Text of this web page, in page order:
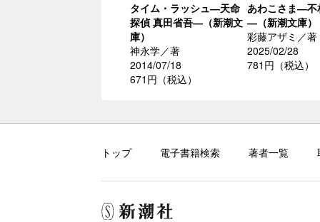
タイム・ラッシュ―天命
探偵 真田省吾―（新潮文
庫）
神永学／著
2014/07/18
671円（税込）
あわこさま―不
―（新潮文庫）
彩藤アザミ／著
2025/02/28
781円（税込）
トップ 電子書籍検索 著者一覧